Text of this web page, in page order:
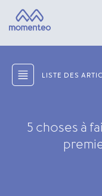
LISTE DES
5 choses à